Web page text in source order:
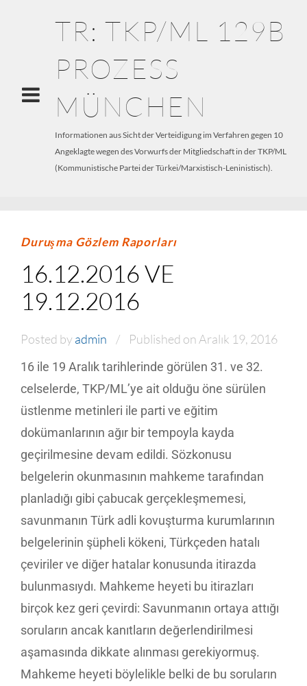
TR: TKP/ML 129B
PROZESS
MÜNCHEN
Informationen aus Sicht der Verteidigung im Verfahren gegen 10
Angeklagte wegen des Vorwurfs der Mitgliedschaft in der TKP/ML
(Kommunistische Partei der Türkei/Marxistisch-Leninistisch).
Duruşma Gözlem Raporları
16.12.2016 VE
19.12.2016
Posted byadmin Published on Aralık 19, 2016
16 ile 19 Aralık tarihlerinde görülen 31. ve 32.
celselerde, TKP/ML’ye ait olduğu öne sürülen
üstlenme metinleri ile parti ve eğitim
dokümanlarının ağır bir tempoyla kayda
geçirilmesine devam edildi. Sözkonusu
belgelerin okunmasının mahkeme tarafından
planladığı gibi çabucak gerçekleşmemesi,
savunmanın Türk adli kovuşturma kurumlarının
belgelerinin şüpheli kökeni, Türkçeden hatalı
çeviriler ve diğer hatalar konusunda itirazda
bulunmasıydı. Mahkeme heyeti bu itirazları
birçok kez geri çevirdi: Savunmanın ortaya attığı
soruların ancak kanıtların değerlendirilmesi
aşamasında dikkate alınması gerekiyormuş.
Mahkeme heyeti böylelikle belki de bu soruların